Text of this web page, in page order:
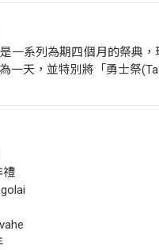
一系列為期四個月的祭典
一天，並特別將「勇士祭
禮